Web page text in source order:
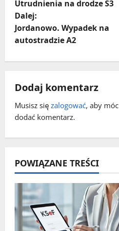
b
a
c
z
w
p
s
y
Utrudnienia na drodze S3
Dalej:
Jordanowo. Wypadek na
autostradzie A2
Dodaj komentarz
Musisz się zalogować, aby móc
dodać komentarz.
POWIĄZANE TREŚCI